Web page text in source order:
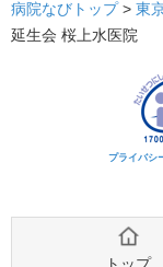
病院なびトップ > 東
延生会 桜上水医院
プライバシ